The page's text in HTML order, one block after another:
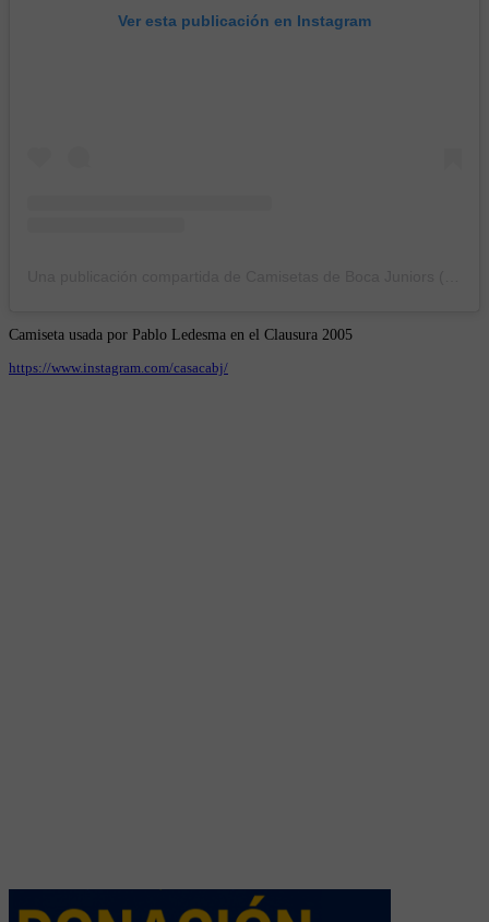
Ver esta publicación en Instagram
Camiseta usada por Pablo Ledesma en el Clausura 2005
https://www.instagram.com/casacabj/